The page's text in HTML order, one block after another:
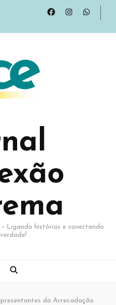
Ligando histórias e conectando
da Arrecadação